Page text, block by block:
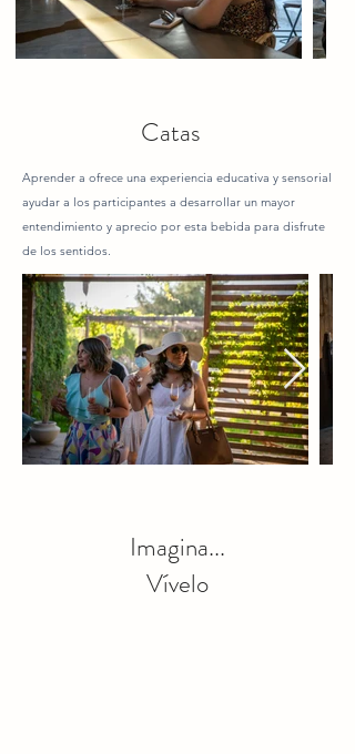
Catas
Aprender a ofrece una experiencia educativa y sensorial
ayudar a los participantes a desarrollar un mayor
entendimiento y aprecio por esta bebida para disfrute
de los sentidos.
Imagina...
Vívelo